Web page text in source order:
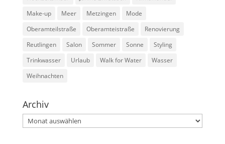
Make-up
Meer Metzingen
Mode
Oberamteilstraße
Oberamteistraße
Renovierung
Reutlingen
Salon Sommer Sonne
Styling
Trinkwasser
Urlaub Walk for Water
Wasser
Weihnachten
Archiv
Archiv